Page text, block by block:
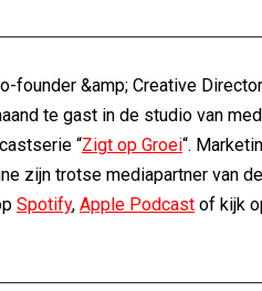
founder &amp; Creative
te gast in de studio van
“Zigt op Groei“.
zijn trotse mediapartner van
Spotify, Apple Podcast of kijk